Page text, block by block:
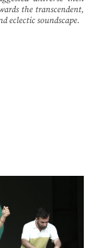
the transcendent,
eclectic soundscape.